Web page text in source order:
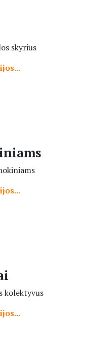
skyrius
kolektyvus